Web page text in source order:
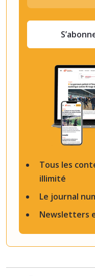
Tous les
illimité
Le journal
Newsletters